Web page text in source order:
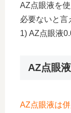
AZ点眼液を
必要ないと言
1) AZ点眼液
AZ点眼
AZ点眼液は